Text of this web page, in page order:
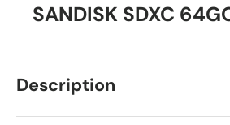
SANDISK SDXC
Description